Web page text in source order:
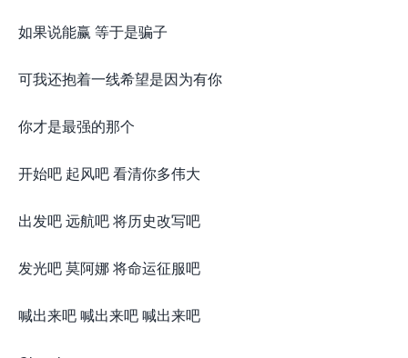
如果说能赢 等于是骗子
可我还抱着一线希望是因为有你
你才是最强的那个
开始吧 起风吧 看清你多伟大
出发吧 远航吧 将历史改写吧
发光吧 莫阿娜 将命运征服吧
喊出来吧 喊出来吧 喊出来吧